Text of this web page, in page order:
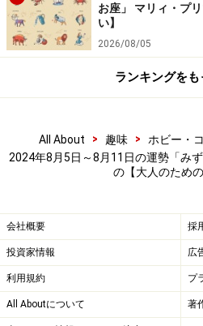
お座」 マリィ・プ
い】
2026/08/05
ランキングをも
All About > 趣味 > ホビー・
2024年8月5日～8月11日の運勢「み
の【大人のための
会社概要 採
投資家情報 広
利用規約 プ
All Aboutについて 著